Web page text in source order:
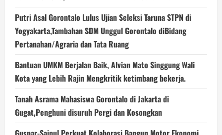
Putri Asal Gorontalo Lulus Ujian Seleksi Taruna STPN di
Yogyakarta,Tambahan SDM Unggul Gorontalo diBidang
Pertanahan/Agraria dan Tata Ruang
Bantuan UMKM Berjalan Baik, Alvian Mato Singgung Wali
Kota yang Lebih Rajin Mengkritik ketimbang bekerja.
Tanah Asrama Mahasiswa Gorontalo di Jakarta di
Gugat,Penghuni disuruh Pergi dan Kosongkan